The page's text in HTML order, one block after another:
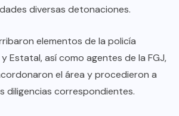
diversas detonaciones.
elementos de la policía
Estatal, así como agentes de la FGJ,
el área y procedieron a
diligencias correspondientes.